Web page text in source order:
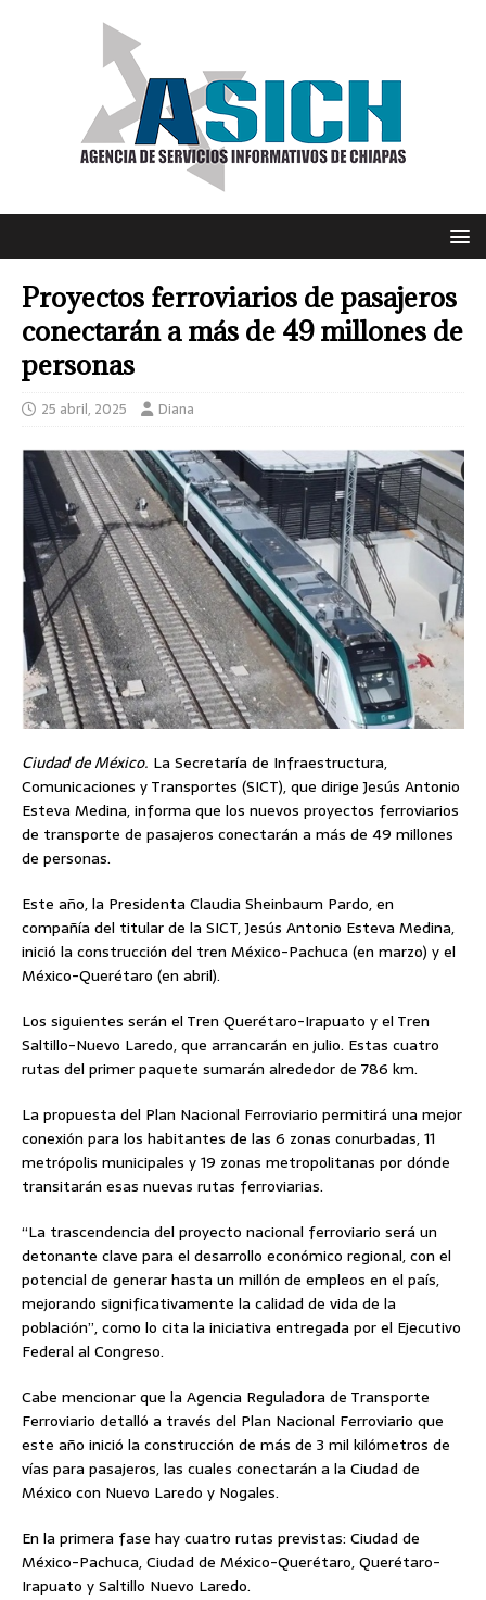
Proyectos ferroviarios de pasajeros
conectarán a más de 49 millones de
personas
25 abril, 2025 Diana
Ciudad de México. La Secretaría de Infraestructura,
Comunicaciones y Transportes (SICT), que dirige Jesús Antonio
Esteva Medina, informa que los nuevos proyectos ferroviarios
de transporte de pasajeros conectarán a más de 49 millones
de personas.
Este año, la Presidenta Claudia Sheinbaum Pardo, en
compañía del titular de la SICT, Jesús Antonio Esteva Medina,
inició la construcción del tren México-Pachuca (en marzo) y el
México-Querétaro (en abril).
Los siguientes serán el Tren Querétaro-Irapuato y el Tren
Saltillo-Nuevo Laredo, que arrancarán en julio. Estas cuatro
rutas del primer paquete sumarán alrededor de 786 km.
La propuesta del Plan Nacional Ferroviario permitirá una mejor
conexión para los habitantes de las 6 zonas conurbadas, 11
metrópolis municipales y 19 zonas metropolitanas por dónde
transitarán esas nuevas rutas ferroviarias.
“La trascendencia del proyecto nacional ferroviario será un
detonante clave para el desarrollo económico regional, con el
potencial de generar hasta un millón de empleos en el país,
mejorando significativamente la calidad de vida de la
población”, como lo cita la iniciativa entregada por el Ejecutivo
Federal al Congreso.
Cabe mencionar que la Agencia Reguladora de Transporte
Ferroviario detalló a través del Plan Nacional Ferroviario que
este año inició la construcción de más de 3 mil kilómetros de
vías para pasajeros, las cuales conectarán a la Ciudad de
México con Nuevo Laredo y Nogales.
En la primera fase hay cuatro rutas previstas: Ciudad de
México-Pachuca, Ciudad de México-Querétaro, Querétaro-
Irapuato y Saltillo Nuevo Laredo.